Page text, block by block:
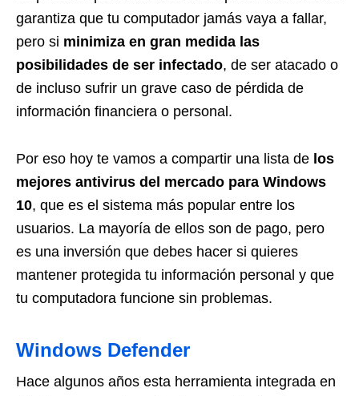
garantiza que tu computador jamás vaya a fallar,
pero si minimiza en gran medida las
posibilidades de ser infectado, de ser atacado o
de incluso sufrir un grave caso de pérdida de
información financiera o personal.
Por eso hoy te vamos a compartir una lista de los
mejores antivirus del mercado para Windows
10, que es el sistema más popular entre los
usuarios. La mayoría de ellos son de pago, pero
es una inversión que debes hacer si quieres
mantener protegida tu información personal y que
tu computadora funcione sin problemas.
Windows Defender
Hace algunos años esta herramienta integrada en